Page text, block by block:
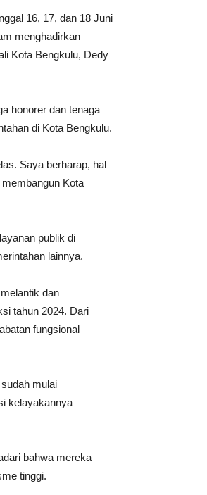
16, 17, dan 18 Juni
menghadirkan
Kota Bengkulu, Dedy
honorer dan tenaga
di Kota Bengkulu.
Saya berharap, hal
Kota
publik di
lainnya.
dan
tahun 2024. Dari
fungsional
mulai
kelayakannya
bahwa mereka
tinggi.